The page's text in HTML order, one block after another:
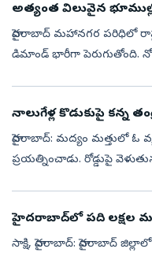
అత్యంత విలువైన
హైదరాబాద్‌ మహానగర పరిధిలో రాష్ట్ర ప్రభుత్వం నిర్మిస్తున్న ఇందిరమ్మ ఇళ్లకు
డిమాండ్‌ భారీగా పెరుగుతోంది.
నాలుగేళ్ల కొడుకుపై కన్న
హైదరాబాద్: మద్యం మత్తులో ఓ
ప్రయత్నించాడు. రోడ్డుపై
హైదరాబాద్‌లో పది లక్షల
సాక్షి, హైదరాబాద్‌: హైదరాబాద్‌